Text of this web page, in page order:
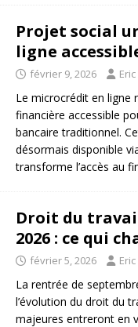
Projet social
ligne
février 9, 2026
Le microcrédit en ligne
financière accessible
bancaire traditionnel.
désormais disponible
transforme l’accès au
Droit du
2026 : ce qui
février 5, 2026
La rentrée de
l’évolution du droit du
majeures entreront en